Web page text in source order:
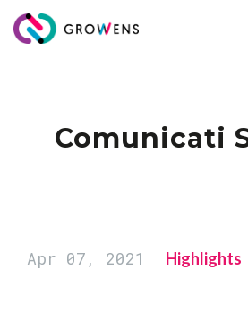
Comunicati
Apr 07, 2021 Highlights